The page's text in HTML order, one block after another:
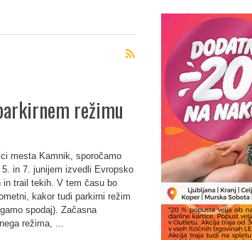
režimu
mesta Kamnik, sporočamo
in 7. junijem izvedli Evropsko
in trail tekih. V tem času bo
kakor tudi parkirni režim
spodaj). Začasna
režima, ...